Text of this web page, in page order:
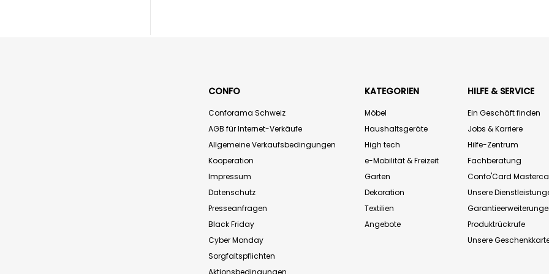
CONFO
Conforama Schweiz
AGB für Internet-Verkäufe
Allgemeine Verkaufsbedingungen
Kooperation
Impressum
Datenschutz
Presseanfragen
Black Friday
Cyber Monday
Sorgfaltspflichten
KATEGORIEN
Möbel
Haushaltsgeräte
High tech
e-Mobilität & Freizeit
Garten
Dekoration
Textilien
Angebote
HILFE & SERVICE
Ein Geschäft finden
Jobs & Karriere
Hilfe-Zentrum
Fachberatung
Confo'Card
Unsere
Produktrückrufe
Unsere